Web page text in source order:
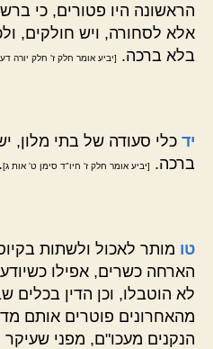
הראשונה היו פטורים, כי
אלא לסחורה, ויש חולקים,
בלא ברכה.
[יביע אומר חלק ז' חלק יורה
יד כלי סעודה של בתי מלון,
ברכה.
[יביע אומר חלק ז' חיו"ד סימן ט' אות ג].
טו מותר לאכול ולשתות
הארחה כשרים, אפילו
לא הוטבלו, וכן הדין בכלים
מהאחרונים פוטרים אותם
הנקנים מעכו"ם, מפני